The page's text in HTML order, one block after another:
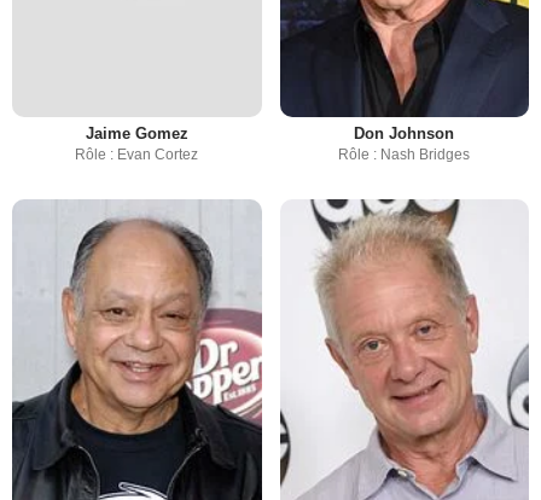
Jaime Gomez
Rôle : Evan Cortez
Don Johnson
Rôle : Nash Bridges